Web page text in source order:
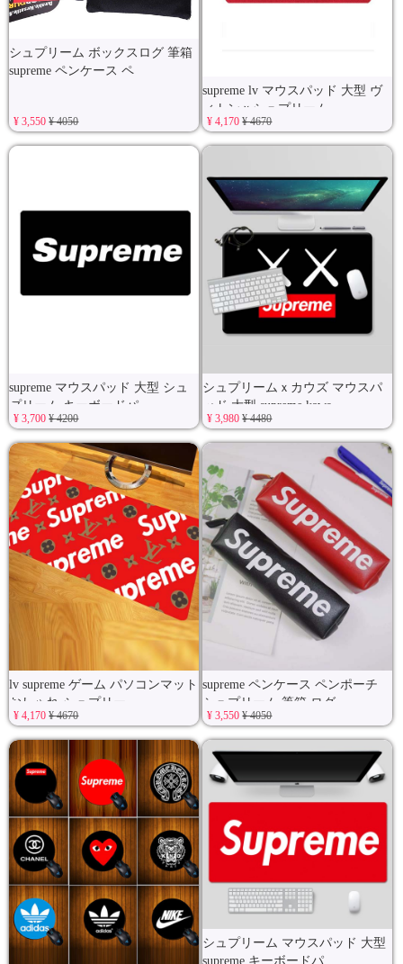
シュプリーム ボックスログ 筆箱
supreme ペンケース ペ
¥ 3,550¥ 4050
supreme lv マウスパッド 大型 ヴ
ィトンｘシュプリーム
¥ 4,170¥ 4670
supreme マウスパッド 大型 シュ
プリーム キーボードパ
¥ 3,700¥ 4200
シュプリームｘカウズ マウスパ
ッド 大型 supreme kaws
¥ 3,980¥ 4480
lv supreme ゲーム パソコンマット
おしゃれ シュプリー
¥ 4,170¥ 4670
supreme ペンケース ペンポーチ
シュプリーム 筆箱 ログ
¥ 3,550¥ 4050
シュプリーム マウスパッド 大型
supreme キーボードパ